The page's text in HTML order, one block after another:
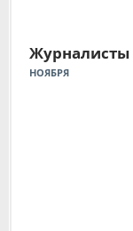
Журналисты
НОЯБРЯ